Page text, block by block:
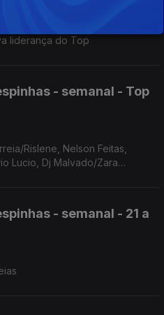
liderança do Top
- semanal - Top
Rislene, Nelson Feitas,
Lucio, Dj Malvado/Zara
- semanal - 21 a